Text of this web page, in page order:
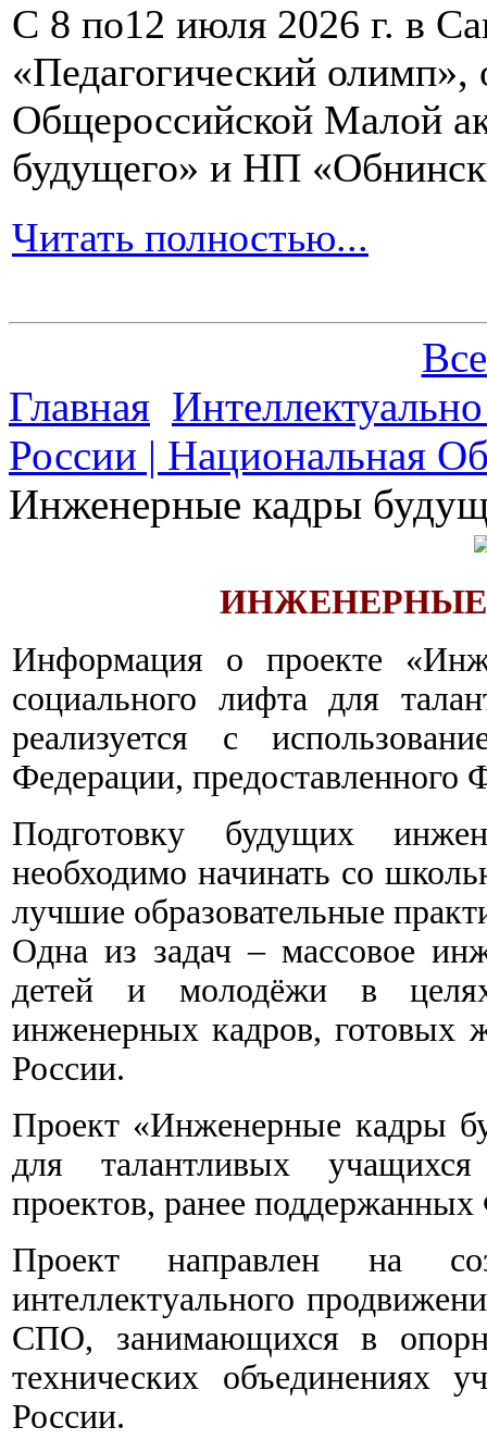
С 8 по12 июля 2026 г. в
«Педагогический олимп»,
Общероссийской Малой
будущего» и НП
Читать полностью...
Главная
России | Национальная
Инженерные кадры
Информация о проекте
социального лифта для
реализуется с
Федерации, предоставленного
Подготовку будущих
необходимо начинать со
лучшие образовательные
Одна из задач – массовое
детей и молодёжи в
инженерных кадров, готовых
России.
Проект «Инженерные кадры
для талантливых
проектов, ранее
Проект направлен на
интеллектуального
СПО, занимающихся в
технических объединениях
России.